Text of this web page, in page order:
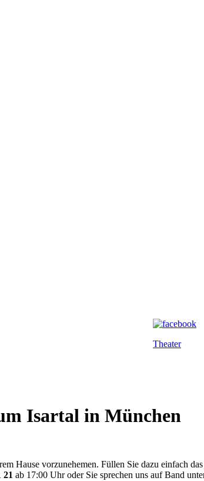
Theater
Isartal in München
Hause vorzunehemen. Füllen Sie dazu einfach
21 ab 17:00 Uhr oder Sie sprechen uns auf Band